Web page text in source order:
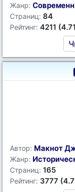
Жанр:
Страниц: 84
Рейтинг: 4211
Автор: Макнот
Жанр:
Страниц: 165
Рейтинг: 3777